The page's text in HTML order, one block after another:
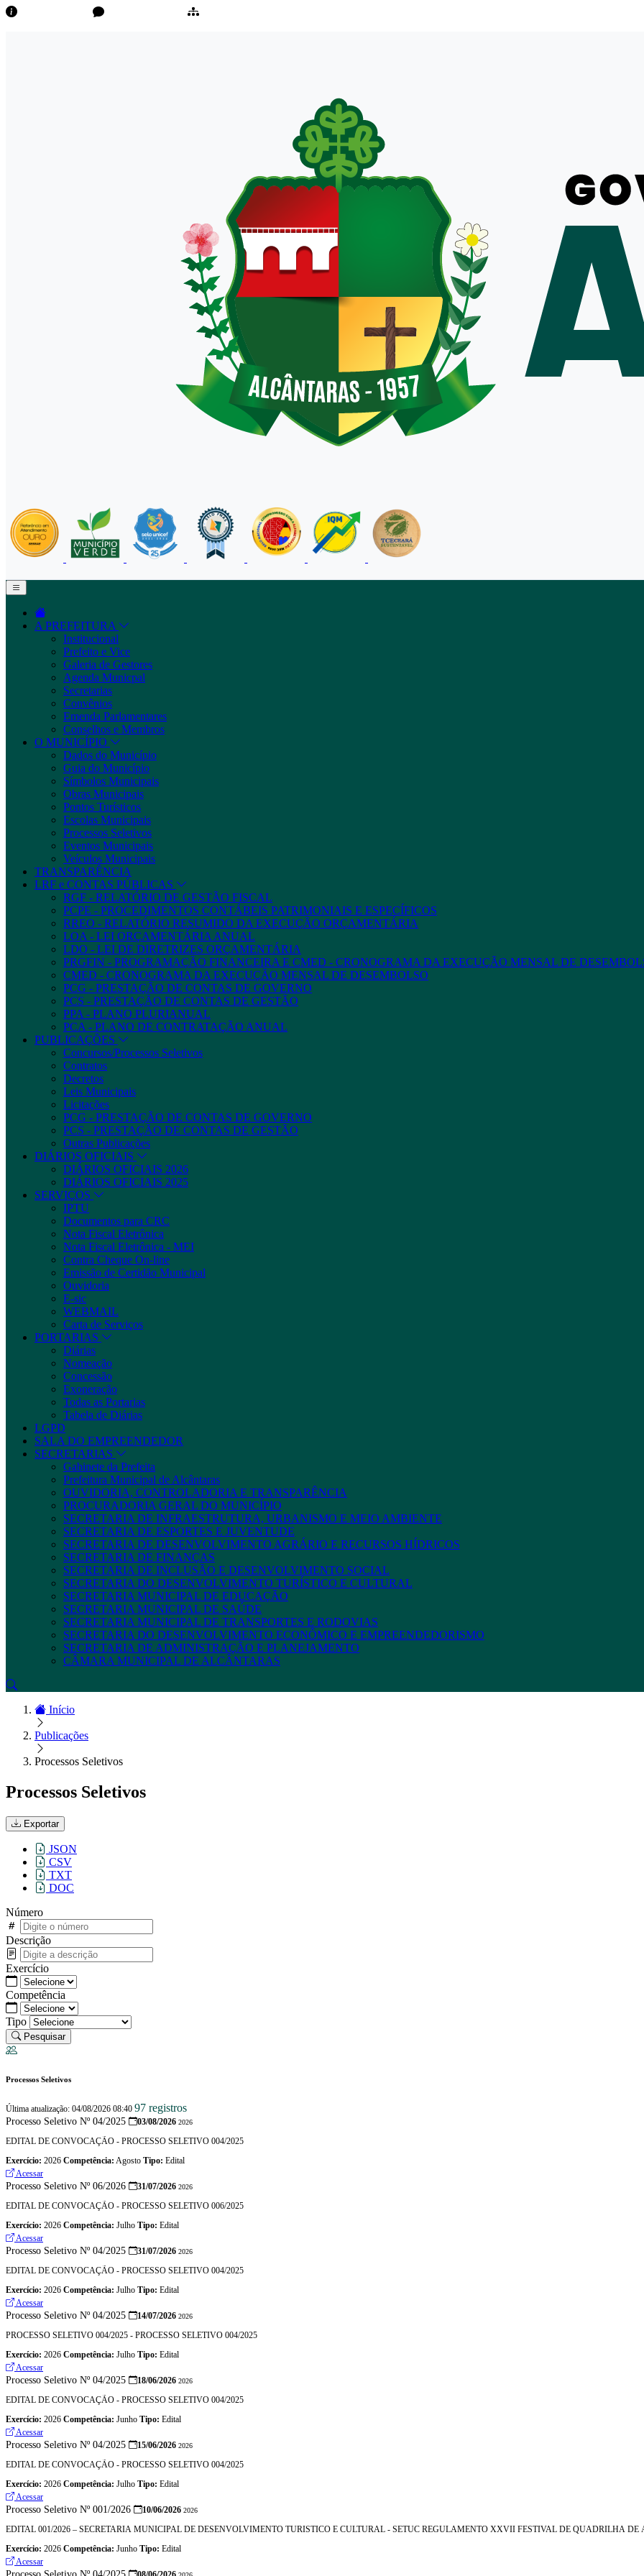
A PREFEITURA
Institucional
Prefeito e Vice
Galeria de Gestores
Agenda Municpal
Secretarias
Convênios
Emenda Parlamentares
Conselhos e Membros
O MUNICÍPIO
Dados do Município
Guia do Município
Símbolos Municipais
Obras Municipais
Pontos Turísticos
Escolas Municipais
Processos Seletivos
Eventos Municipais
Veículos Municipais
TRANSPARÊNCIA
LRF e CONTAS PÚBLICAS
RGF - RELATÓRIO DE GESTÃO FISCAL
PCPE - PROCEDIMENTOS CONTÁBEIS PATRIMONIAIS E ESPECÍFICOS
RREO - RELATÓRIO RESUMIDO DA EXECUÇÃO ORÇAMENTÁRIA
LOA - LEI ORÇAMENTÁRIA ANUAL
LDO - LEI DE DIRETRIZES ORÇAMENTÁRIA
PRGFIN - PROGRAMAÇÃO FINANCEIRA E CMED - CRONOGRAMA DA EXECUÇÃO MENSAL DE
CMED - CRONOGRAMA DA EXECUÇÃO MENSAL DE DESEMBOLSO
PCG - PRESTAÇÃO DE CONTAS DE GOVERNO
PCS - PRESTAÇÃO DE CONTAS DE GESTÃO
PPA - PLANO PLURIANUAL
PCA - PLANO DE CONTRATAÇÃO ANUAL
PUBLICAÇÕES
Concursos/Processos Seletivos
Contratos
Decretos
Leis Municipais
Licitações
PCG - PRESTAÇÃO DE CONTAS DE GOVERNO
PCS - PRESTAÇÃO DE CONTAS DE GESTÃO
Outras Publicações
DIÁRIOS OFICIAIS
DIÁRIOS OFICIAIS 2026
DIÁRIOS OFICIAIS 2025
SERVIÇOS
IPTU
Documentos para CRC
Nota Fiscal Eletrônica
Nota Fiscal Eletrônica - MEI
Contra Cheque On-line
Emissão de Certidão Municipal
Ouvidoria
E-sic
WEBMAIL
Carta de Serviços
PORTARIAS
Diárias
Nomeação
Concessão
Exoneração
Todas as Portarias
Tabela de Diárias
LGPD
SALA DO EMPREENDEDOR
SECRETARIAS
Gabinete da Prefeita
Prefeitura Municipal de Alcântaras
OUVIDORIA, CONTROLADORIA E TRANSPARÊNCIA
PROCURADORIA GERAL DO MUNICÍPIO
SECRETARIA DE INFRAESTRUTURA, URBANISMO E MEIO AMBIENTE
SECRETARIA DE ESPORTES E JUVENTUDE
SECRETARIA DE DESENVOLVIMENTO AGRÁRIO E RECURSOS HÍDRICOS
SECRETARIA DE FINANÇAS
SECRETARIA DE INCLUSÃO E DESENVOLVIMENTO SOCIAL
SECRETARIA DO DESENVOLVIMENTO TURÍSTICO E CULTURAL
SECRETARIA MUNICIPAL DE EDUCAÇÃO
SECRETARIA MUNICIPAL DE SAÚDE
SECRETARIA MUNICIPAL DE TRANSPORTES E RODOVIAS
SECRETARIA DO DESENVOLVIMENTO ECONÔMICO E EMPREENDEDORISMO
SECRETARIA DE ADMINISTRAÇÃO E PLANEJAMENTO
CÂMARA MUNICIPAL DE ALCÂNTARAS
Início
Publicações
Processos Seletivos
Processos Seletivos
Exportar
JSON
CSV
TXT
DOC
Número
Descrição
Exercício
Competência
Tipo
Pesquisar
Processos Seletivos
Última atualização: 04/08/2026 08:40 97 registros
Processo Seletivo Nº 04/2025 03/08/2026 2026
EDITAL DE CONVOCAÇÃO - PROCESSO SELETIVO 004/2025
Exercício: 2026 Competência: Agosto Tipo: Edital
Acessar
Processo Seletivo Nº 06/2026 31/07/2026 2026
EDITAL DE CONVOCAÇÃO - PROCESSO SELETIVO 006/2025
Exercício: 2026 Competência: Julho Tipo: Edital
Acessar
Processo Seletivo Nº 04/2025 31/07/2026 2026
EDITAL DE CONVOCAÇÃO - PROCESSO SELETIVO 004/2025
Exercício: 2026 Competência: Julho Tipo: Edital
Acessar
Processo Seletivo Nº 04/2025 14/07/2026 2026
PROCESSO SELETIVO 004/2025 - PROCESSO SELETIVO 004/2025
Exercício: 2026 Competência: Julho Tipo: Edital
Acessar
Processo Seletivo Nº 04/2025 18/06/2026 2026
EDITAL DE CONVOCAÇÃO - PROCESSO SELETIVO 004/2025
Exercício: 2026 Competência: Junho Tipo: Edital
Acessar
Processo Seletivo Nº 04/2025 15/06/2026 2026
EDITAL DE CONVOCAÇÃO - PROCESSO SELETIVO 004/2025
Exercício: 2026 Competência: Julho Tipo: Edital
Acessar
Processo Seletivo Nº 001/2026 10/06/2026 2026
EDITAL 001/2026 – SECRETARIA MUNICIPAL DE DESENVOLVIMENTO TURISTICO E CULTURAL - SETUC REGULAMENTO XXVII
Exercício: 2026 Competência: Junho Tipo: Edital
Acessar